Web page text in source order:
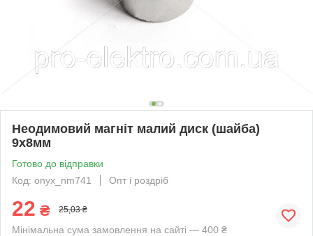
Неодимовий магніт малий диск (шайба)
9х8мм
Готово до відправки
Код: onyx_nm741
Опт і роздріб
22 ₴ 25,03 ₴
Мінімальна сума замовлення на сайті — 400 ₴